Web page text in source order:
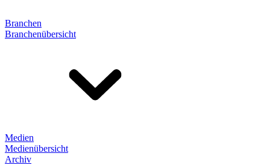
Branchen
Branchenübersicht
Medien
Medienübersicht
Archiv